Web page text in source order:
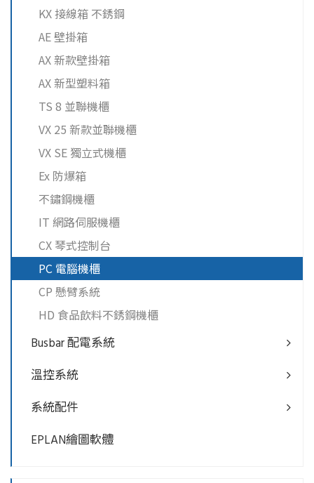
KX 接線箱 不銹鋼
AE 壁掛箱
AX 新款壁掛箱
AX 新型塑料箱
TS 8 並聯機櫃
VX 25 新款並聯機櫃
VX SE 獨立式機櫃
Ex 防爆箱
不鏽鋼機櫃
IT 網路伺服機櫃
CX 琴式控制台
PC 電腦機櫃
CP 懸臂系統
HD 食品飲料不銹鋼機櫃
Busbar 配電系統
溫控系統
系統配件
EPLAN繪圖軟體